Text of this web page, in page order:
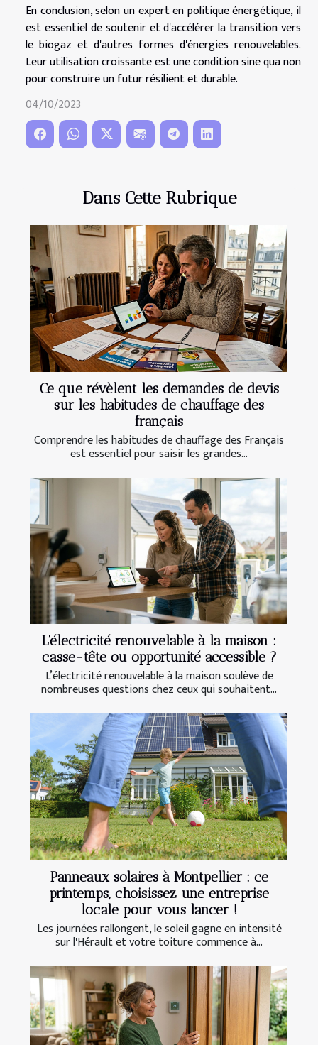
Dans Cette Rubrique
Ce que révèlent les demandes de devis
sur les habitudes de chauffage des
français
Comprendre les habitudes de chauffage des Français
est essentiel pour saisir les grandes...
L’électricité renouvelable à la maison :
casse-tête ou opportunité accessible ?
L’électricité renouvelable à la maison soulève de
nombreuses questions chez ceux qui souhaitent...
Panneaux solaires à Montpellier : ce
printemps, choisissez une entreprise
locale pour vous lancer !
Les journées rallongent, le soleil gagne en intensité
sur l'Hérault et votre toiture commence à...
En conclusion, selon un expert en politique énergétique, il
est essentiel de soutenir et d'accélérer la transition vers
le biogaz et d'autres formes d'énergies renouvelables.
Leur utilisation croissante est une condition sine qua non
pour construire un futur résilient et durable.
04/10/2023